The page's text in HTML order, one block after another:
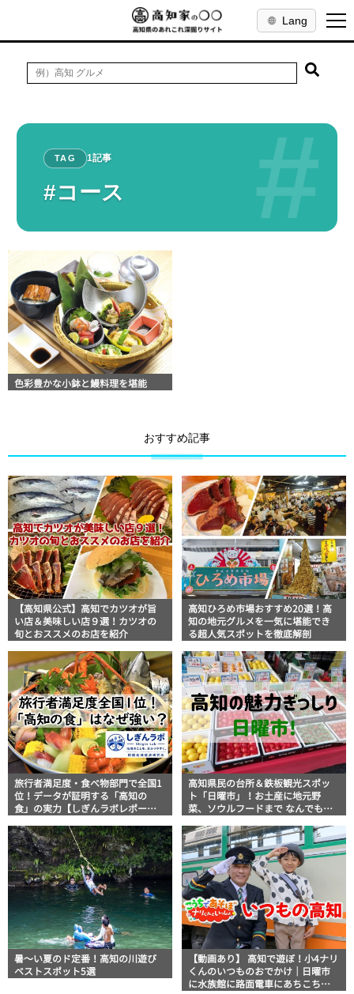
Lang
#
TAG 1記事
#コース
色彩豊かな小鉢と鰻料理を堪能
おすすめ記事
【高知県公式】高知でカツオが旨
い店＆美味しい店９選！カツオの
旬とおススメのお店を紹介
高知ひろめ市場おすすめ20選！高
知の地元グルメを一気に堪能でき
る超人気スポットを徹底解剖
旅行者満足度・食べ物部門で全国1
位！データが証明する「高知の
食」の実力【しぎんラボレポー
高知県民の台所＆鉄板観光スポッ
ト「日曜市」！お土産に地元野
菜、ソウルフードまで なんでもそ
説！
暑～い夏のド定番！高知の川遊び
ベストスポット5選
【動画あり】 高知で遊ぼ！小4ナリ
くんのいつものおでかけ｜日曜市
に水族館に路面電車にあちこち巡